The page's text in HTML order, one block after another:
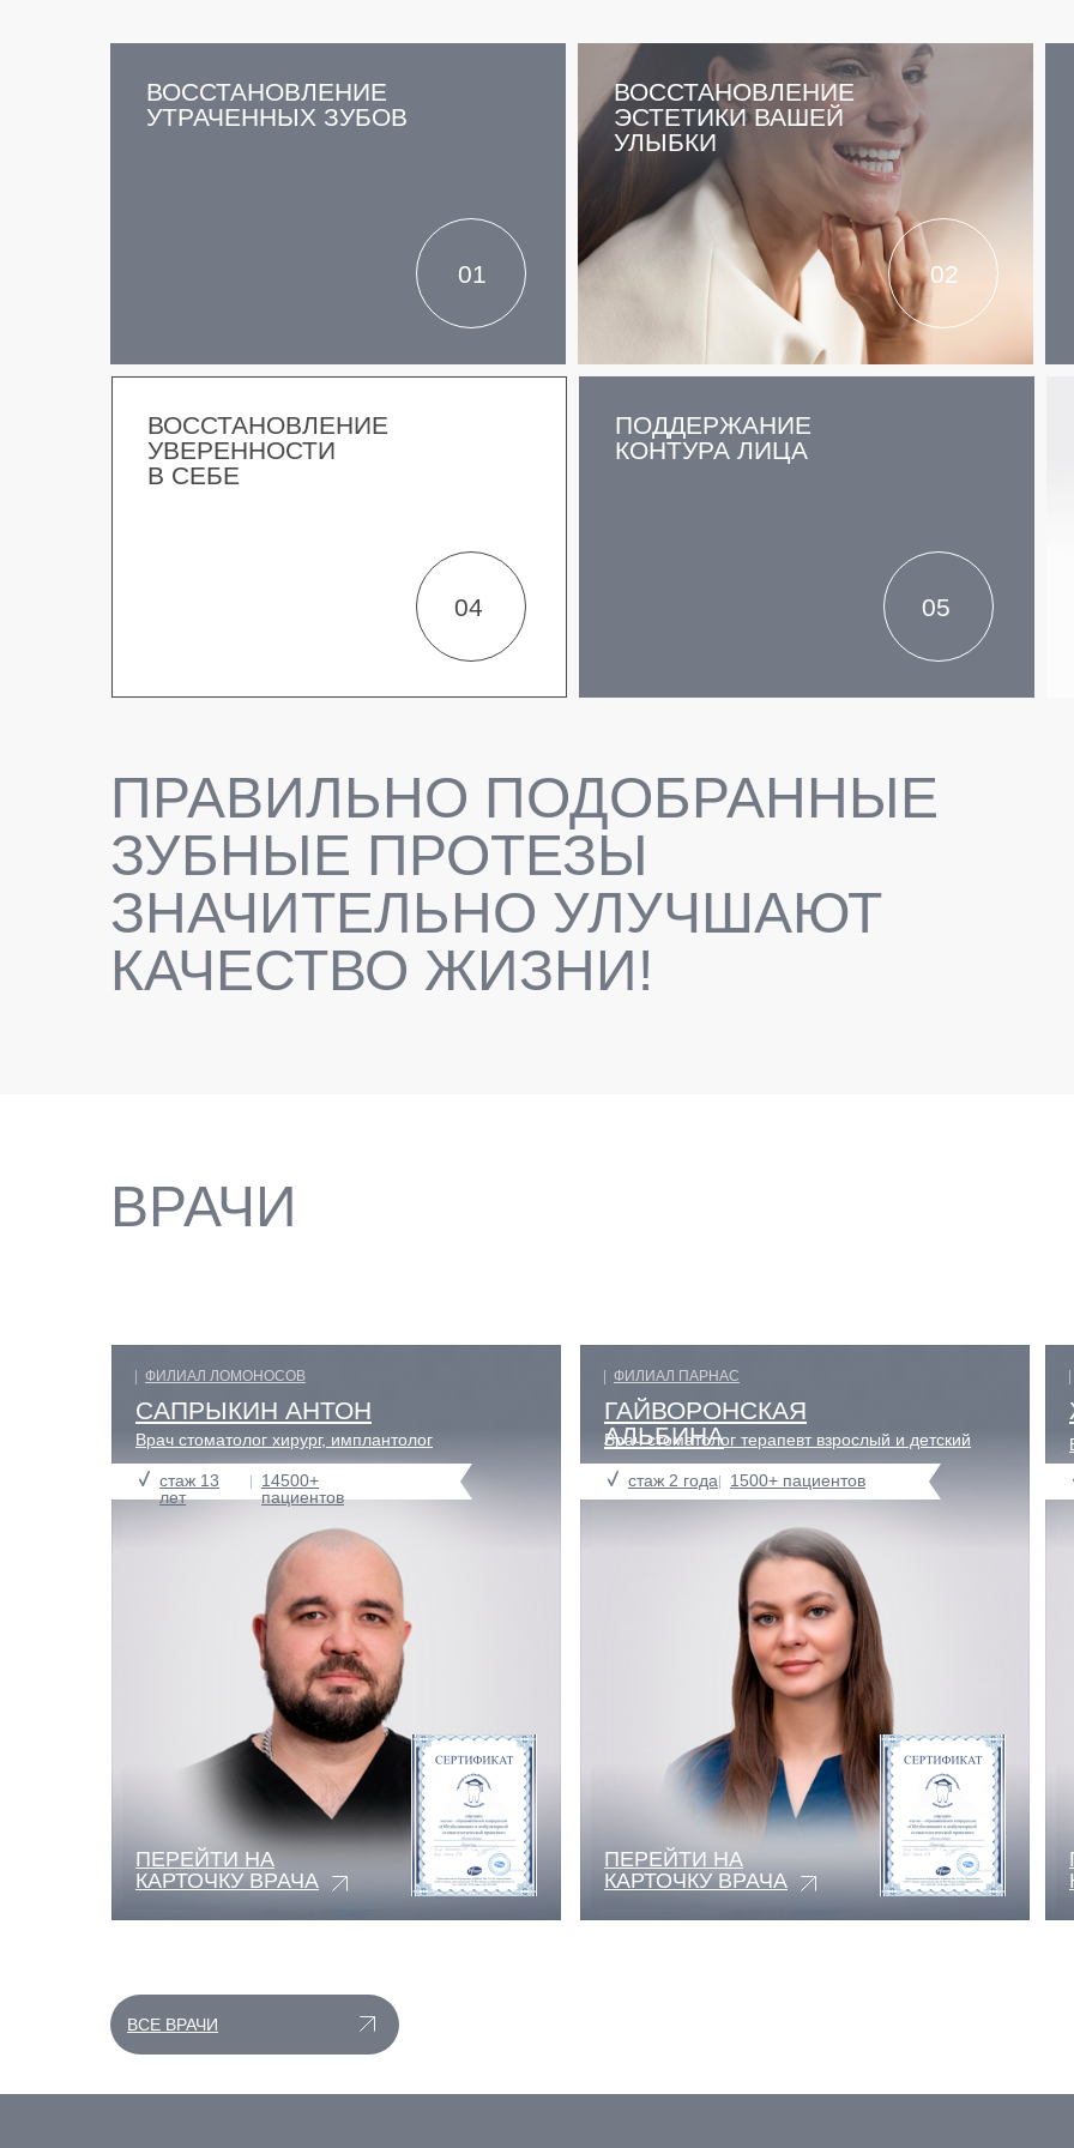
ПРАВИЛЬНО ПОДОБРАННЫЕ
ЗУБНЫЕ ПРОТЕЗЫ
ЗНАЧИТЕЛЬНО УЛУЧШАЮТ
КАЧЕСТВО ЖИЗНИ!
ВОССТАНОВЛЕНИЕ
УТРАЧЕННЫХ ЗУБОВ
01
ВОССТАНОВЛЕНИЕ
ЭСТЕТИКИ ВАШЕЙ
УЛЫБКИ
02
05
ПОДДЕРЖАНИЕ
КОНТУРА ЛИЦА
04
ВОССТАНОВЛЕНИЕ
УВЕРЕННОСТИ
В СЕБЕ
ВРАЧИ
Врач стоматолог хирург, имплантолог
ФИЛИАЛ ЛОМОНОСОВ
САПРЫКИН АНТОН
ПЕРЕЙТИ НА
КАРТОЧКУ ВРАЧА
стаж 13
лет
14500+
пациентов
Врач стоматолог терапевт взрослый и детский
ФИЛИАЛ ПАРНАС
ГАЙВОРОНСКАЯ
АЛЬБИНА
ПЕРЕЙТИ НА
КАРТОЧКУ ВРАЧА
стаж 2 года 1500+ пациентов
ВСЕ ВРАЧИ